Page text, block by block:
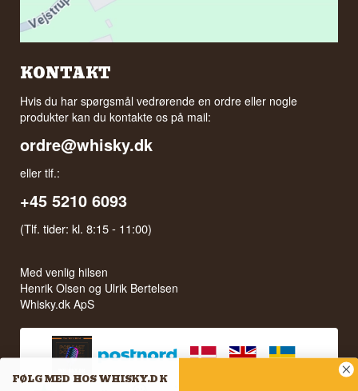
KONTAKT
Hvis du har spørgsmål vedrørende en ordre eller nogle
produkter kan du kontakte os på mail:
ordre@whisky.dk
eller tlf.:
+45 5210 6093
(Tlf. tider: kl. 8:15 - 11:00)
Med venlig hilsen
Henrik Olsen og Ulrik Bertelsen
Whisky.dk ApS
FØLG MED HOS WHISKY.DK